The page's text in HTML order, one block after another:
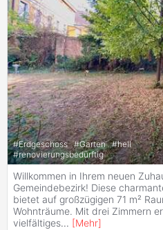
#Erdgeschoss #Garten #hell
#renovierungsbedürftig
Willkommen in Ihrem neuen
Gemeindebezirk! Diese
bietet auf großzügigen 71 m²
Wohnträume. Mit drei Zimmern
vielfältiges... [Mehr]